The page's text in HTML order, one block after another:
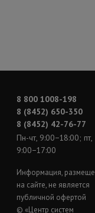
8 800 1008-198
8 (8452) 650-350
8 (8452) 42-76-77
Пн-чт, 9:00−18:00; пт,
9:00−17:00
Информация,
на сайте, не является
публичной офертой
© «Центр систем